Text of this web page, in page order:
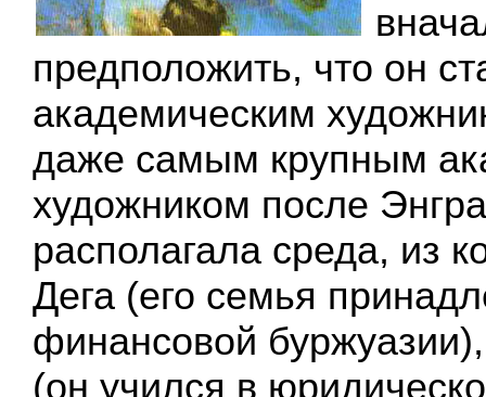
предположить, что он
академическим
даже самым крупным
художником после
располагала среда, из
Дега (его семья
финансовой
(он учился в